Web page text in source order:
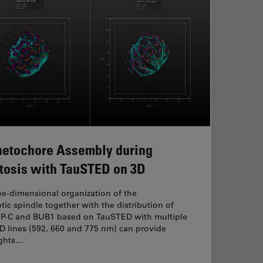
Assembly during
with TauSTED on 3D
dimensional organization of the
spindle together with the distribution of
C and BUB1 based on TauSTED with multiple
lines (592, 660 and 775 nm) can provide